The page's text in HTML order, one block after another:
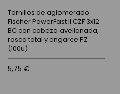
Tornillos de aglomerado
Fischer PowerFast II CZF 3x12
BC con cabeza avellanada,
rosca total y engarce PZ
(100u)
5,75 €